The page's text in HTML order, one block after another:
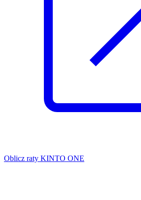
Oblicz raty KINTO ONE